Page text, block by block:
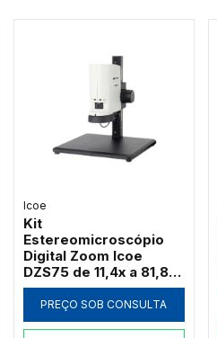
Icoe
Kit
Estereomicroscópio
Digital Zoom Icoe
DZS75 de 11,4x a 81,8x
Câmera 4MP Anel LED
HDMI Wi-Fi (Sem Tela)
PREÇO SOB CONSULTA